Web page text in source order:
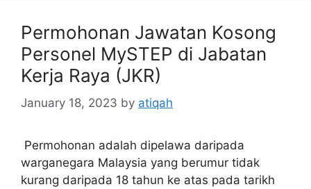
Permohonan Jawatan Kosong
Personel MySTEP di Jabatan
Kerja Raya (JKR)
January 18, 2023 by atiqah
Permohonan adalah dipelawa daripada
warganegara Malaysia yang berumur tidak
kurang daripada 18 tahun ke atas pada tarikh